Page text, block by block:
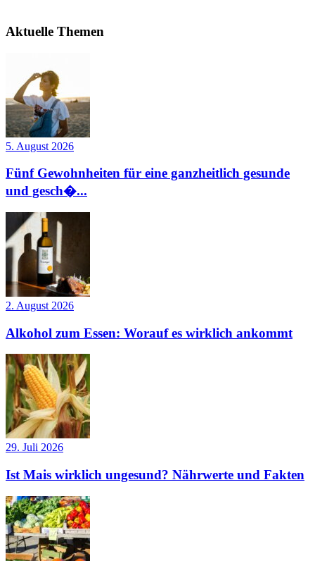
Aktuelle Themen
5. August 2026
Fünf Gewohnheiten für eine ganzheitlich gesunde
und gesch�...
2. August 2026
Alkohol zum Essen: Worauf es wirklich ankommt
29. Juli 2026
Ist Mais wirklich ungesund? Nährwerte und Fakten